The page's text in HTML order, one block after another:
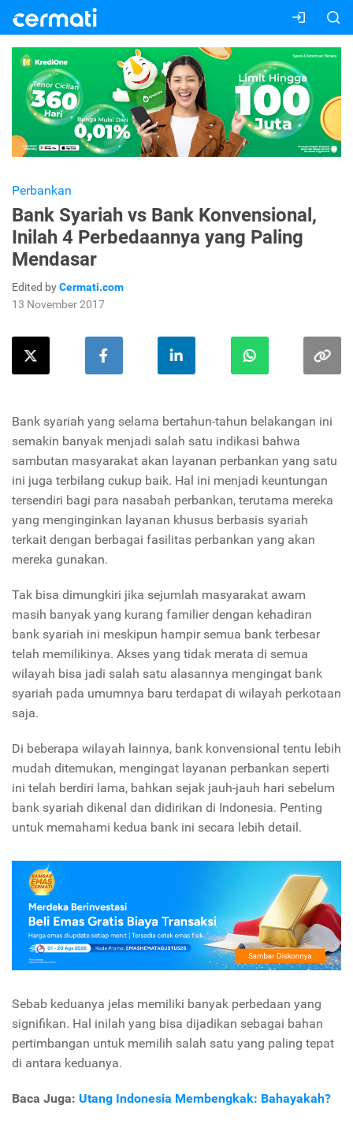
Perbankan
Bank Syariah vs Bank Konvensional,
Inilah 4 Perbedaannya yang Paling
Mendasar
Edited byCermati.com
13 November 2017
Bank syariah yang selama bertahun-tahun belakangan ini
semakin banyak menjadi salah satu indikasi bahwa
sambutan masyarakat akan layanan perbankan yang satu
ini juga terbilang cukup baik. Hal ini menjadi keuntungan
tersendiri bagi para nasabah perbankan, terutama mereka
yang menginginkan layanan khusus berbasis syariah
terkait dengan berbagai fasilitas perbankan yang akan
mereka gunakan.
Tak bisa dimungkiri jika sejumlah masyarakat awam
masih banyak yang kurang familier dengan kehadiran
bank syariah ini meskipun hampir semua bank terbesar
telah memilikinya. Akses yang tidak merata di semua
wilayah bisa jadi salah satu alasannya mengingat bank
syariah pada umumnya baru terdapat di wilayah perkotaan
saja.
Di beberapa wilayah lainnya, bank konvensional tentu lebih
mudah ditemukan, mengingat layanan perbankan seperti
ini telah berdiri lama, bahkan sejak jauh-jauh hari sebelum
bank syariah dikenal dan didirikan di Indonesia. Penting
untuk memahami kedua bank ini secara lebih detail.
Sebab keduanya jelas memiliki banyak perbedaan yang
signifikan. Hal inilah yang bisa dijadikan sebagai bahan
pertimbangan untuk memilih salah satu yang paling tepat
di antara keduanya.
Baca Juga: Utang Indonesia Membengkak: Bahayakah?